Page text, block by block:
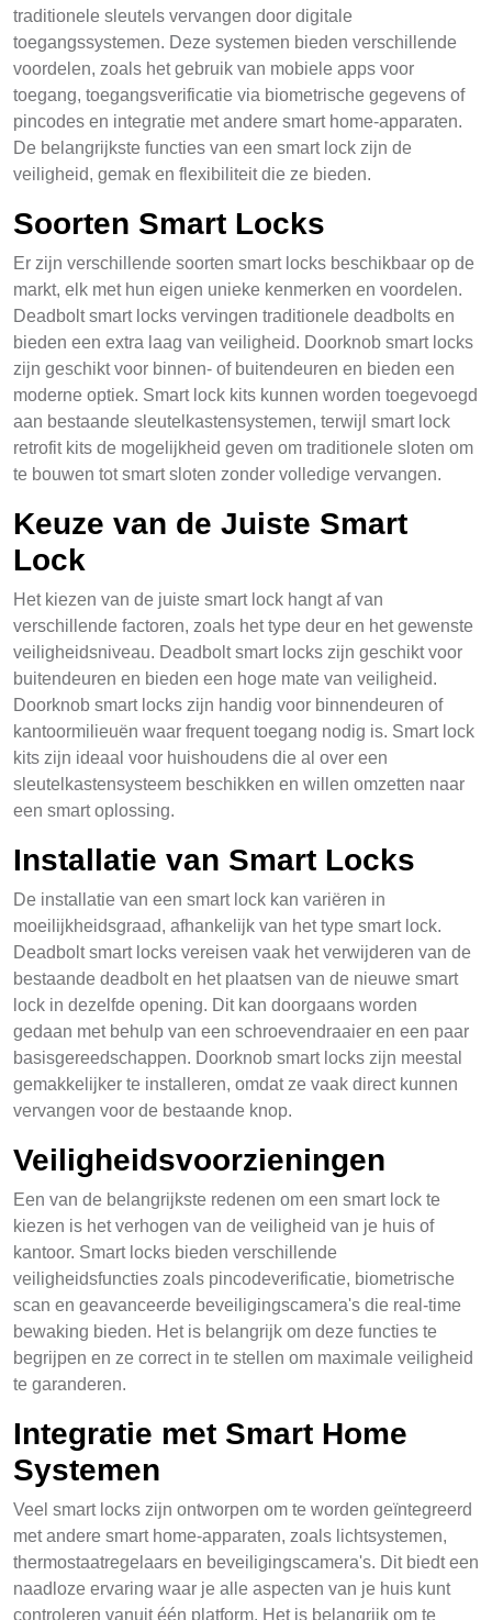
traditionele sleutels vervangen door digitale
toegangssystemen. Deze systemen bieden verschillende
voordelen, zoals het gebruik van mobiele apps voor
toegang, toegangsverificatie via biometrische gegevens of
pincodes en integratie met andere smart home-apparaten.
De belangrijkste functies van een smart lock zijn de
veiligheid, gemak en flexibiliteit die ze bieden.
Soorten Smart Locks
Er zijn verschillende soorten smart locks beschikbaar op de
markt, elk met hun eigen unieke kenmerken en voordelen.
Deadbolt smart locks vervingen traditionele deadbolts en
bieden een extra laag van veiligheid. Doorknob smart locks
zijn geschikt voor binnen- of buitendeuren en bieden een
moderne optiek. Smart lock kits kunnen worden toegevoegd
aan bestaande sleutelkastensystemen, terwijl smart lock
retrofit kits de mogelijkheid geven om traditionele sloten om
te bouwen tot smart sloten zonder volledige vervangen.
Keuze van de Juiste Smart
Lock
Het kiezen van de juiste smart lock hangt af van
verschillende factoren, zoals het type deur en het gewenste
veiligheidsniveau. Deadbolt smart locks zijn geschikt voor
buitendeuren en bieden een hoge mate van veiligheid.
Doorknob smart locks zijn handig voor binnendeuren of
kantoormilieuën waar frequent toegang nodig is. Smart lock
kits zijn ideaal voor huishoudens die al over een
sleutelkastensysteem beschikken en willen omzetten naar
een smart oplossing.
Installatie van Smart Locks
De installatie van een smart lock kan variëren in
moeilijkheidsgraad, afhankelijk van het type smart lock.
Deadbolt smart locks vereisen vaak het verwijderen van de
bestaande deadbolt en het plaatsen van de nieuwe smart
lock in dezelfde opening. Dit kan doorgaans worden
gedaan met behulp van een schroevendraaier en een paar
basisgereedschappen. Doorknob smart locks zijn meestal
gemakkelijker te installeren, omdat ze vaak direct kunnen
vervangen voor de bestaande knop.
Veiligheidsvoorzieningen
Een van de belangrijkste redenen om een smart lock te
kiezen is het verhogen van de veiligheid van je huis of
kantoor. Smart locks bieden verschillende
veiligheidsfuncties zoals pincodeverificatie, biometrische
scan en geavanceerde beveiligingscamera's die real-time
bewaking bieden. Het is belangrijk om deze functies te
begrijpen en ze correct in te stellen om maximale veiligheid
te garanderen.
Integratie met Smart Home
Systemen
Veel smart locks zijn ontworpen om te worden geïntegreerd
met andere smart home-apparaten, zoals lichtsystemen,
thermostaatregelaars en beveiligingscamera's. Dit biedt een
naadloze ervaring waar je alle aspecten van je huis kunt
controleren vanuit één platform. Het is belangrijk om te